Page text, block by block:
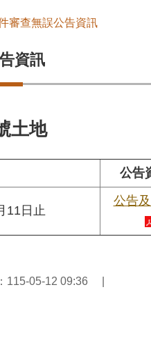
審查無誤公告資訊
資訊
土地
公告
11日止
公告
115-05-12 09:36